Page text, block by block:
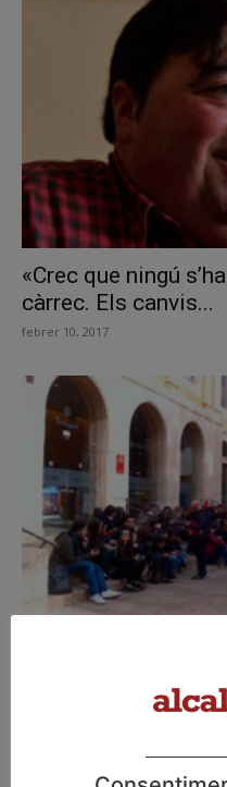
«Crec que ningú
càrrec. Els canvis...
febrer 10, 2017